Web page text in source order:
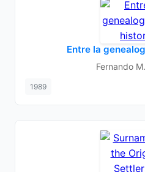
Entre la
Fernando
1989